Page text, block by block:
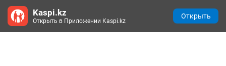
Kaspi.kz
Открыть в Приложении Kaspi.kz
Открыть